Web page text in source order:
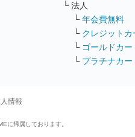
└ 法人
└ 年会費無料
└ クレジットカ
└ ゴールドカー
└ プラチナカー
情報
に帰属しております。